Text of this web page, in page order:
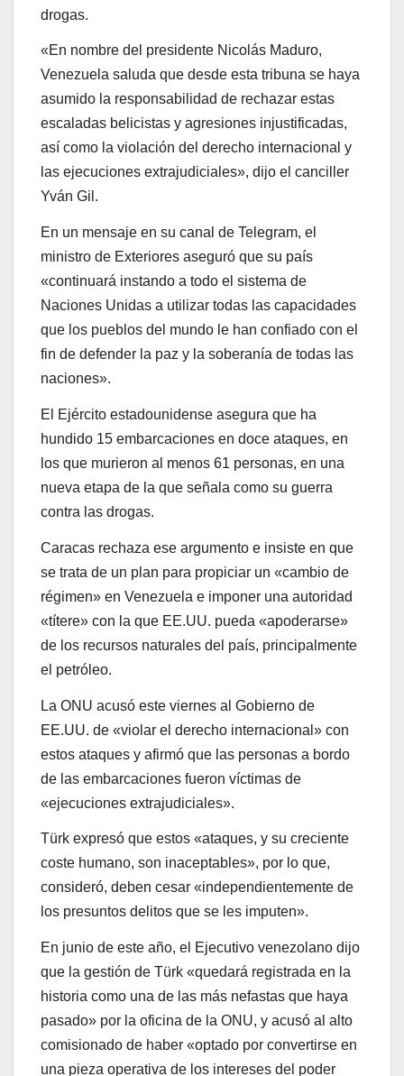
drogas.
«En nombre del presidente Nicolás Maduro,
Venezuela saluda que desde esta tribuna se haya
asumido la responsabilidad de rechazar estas
escaladas belicistas y agresiones injustificadas,
así como la violación del derecho internacional y
las ejecuciones extrajudiciales», dijo el canciller
Yván Gil.
En un mensaje en su canal de Telegram, el
ministro de Exteriores aseguró que su país
«continuará instando a todo el sistema de
Naciones Unidas a utilizar todas las capacidades
que los pueblos del mundo le han confiado con el
fin de defender la paz y la soberanía de todas las
naciones».
El Ejército estadounidense asegura que ha
hundido 15 embarcaciones en doce ataques, en
los que murieron al menos 61 personas, en una
nueva etapa de la que señala como su guerra
contra las drogas.
Caracas rechaza ese argumento e insiste en que
se trata de un plan para propiciar un «cambio de
régimen» en Venezuela e imponer una autoridad
«títere» con la que EE.UU. pueda «apoderarse»
de los recursos naturales del país, principalmente
el petróleo.
La ONU acusó este viernes al Gobierno de
EE.UU. de «violar el derecho internacional» con
estos ataques y afirmó que las personas a bordo
de las embarcaciones fueron víctimas de
«ejecuciones extrajudiciales».
Türk expresó que estos «ataques, y su creciente
coste humano, son inaceptables», por lo que,
consideró, deben cesar «independientemente de
los presuntos delitos que se les imputen».
En junio de este año, el Ejecutivo venezolano dijo
que la gestión de Türk «quedará registrada en la
historia como una de las más nefastas que haya
pasado» por la oficina de la ONU, y acusó al alto
comisionado de haber «optado por convertirse en
una pieza operativa de los intereses del poder